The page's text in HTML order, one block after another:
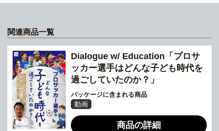
関連商品一覧
Dialogue w/ Education「プロサ
ッカー選手はどんな子ども時代を
過ごしていたのか？」
パッケージに含まれる商品
動画
商品の詳細